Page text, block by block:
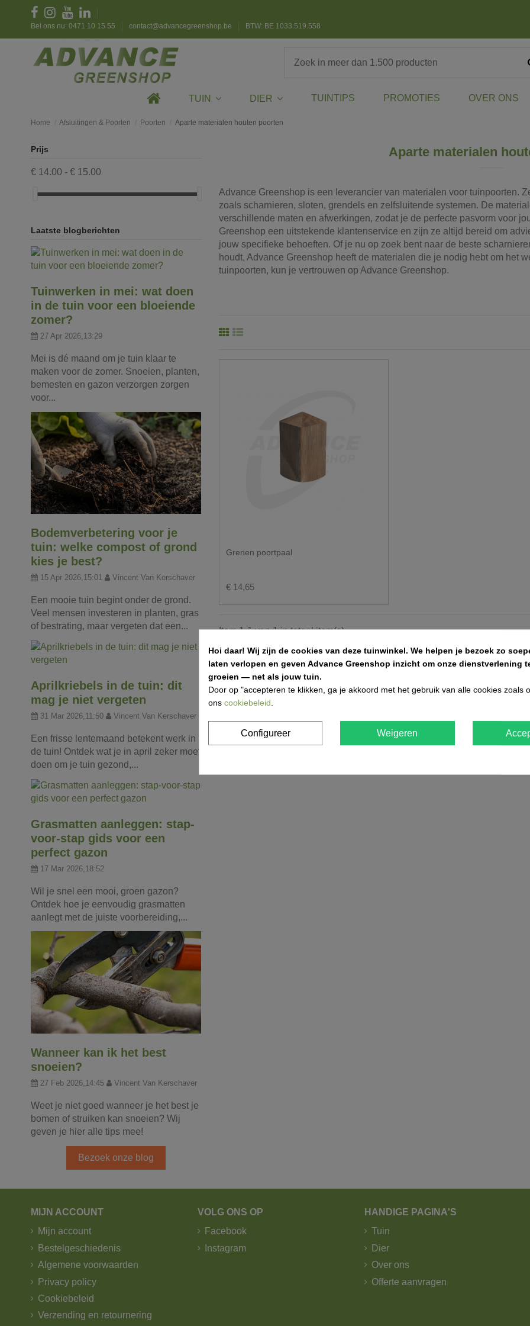
Bel ons nu: 0471 10 15 55 contact@advancegreenshop.be BTW: BE 1033.519.558
TUIN DIER TUINTIPS PROMOTIES OVER ONS
Home Afsluitingen & Poorten Poorten Aparte materialen houten poorten
Aparte materialen
Advance Greenshop is een leverancier van materialen voor tuinpoorten.
zoals scharnieren, sloten, grendels en zelfsluitende systemen. De
verschillende maten en afwerkingen, zodat je de perfecte pasvorm voor
Greenshop een uitstekende klantenservice en zijn ze altijd bereid om
jouw specifieke behoeften. Of je nu op zoek bent naar de beste
houdt, Advance Greenshop heeft de materialen die je nodig hebt om het
tuinpoorten, kun je vertrouwen op Advance Greenshop.
Grenen poortpaal
€ 14,65
Item 1-1 van 1 in totaal item(s)
Prijs
€ 14.00 - € 15.00
Laatste blogberichten
Tuinwerken in mei: wat doen
in de tuin voor een bloeiende
zomer?
27 Apr 2026,13:29
Mei is dé maand om je tuin klaar te
maken voor de zomer. Snoeien, planten,
bemesten en gazon verzorgen zorgen
voor...
Bodemverbetering voor je
tuin: welke compost of grond
kies je best?
15 Apr 2026,15:01 Vincent Van Kerschaver
Een mooie tuin begint onder de grond.
Veel mensen investeren in planten, gras
of bestrating, maar vergeten dat een...
Aprilkriebels in de tuin: dit
mag je niet vergeten
31 Mar 2026,11:50 Vincent Van Kerschaver
Een frisse lentemaand betekent werk in
de tuin! Ontdek wat je in april zeker moet
doen om je tuin gezond,...
Grasmatten aanleggen: stap-
voor-stap gids voor een
perfect gazon
17 Mar 2026,18:52
Wil je snel een mooi, groen gazon?
Ontdek hoe je eenvoudig grasmatten
aanlegt met de juiste voorbereiding,...
Wanneer kan ik het best
snoeien?
27 Feb 2026,14:45 Vincent Van Kerschaver
Weet je niet goed wanneer je het best je
bomen of struiken kan snoeien? Wij
geven je hier alle tips mee!
Bezoek onze blog
MIJN ACCOUNT
Mijn account
Bestelgeschiedenis
Algemene voorwaarden
Privacy policy
Cookiebeleid
Verzending en retournering
VOLG ONS OP
Facebook
Instagram
HANDIGE PAGINA'S
Tuin
Dier
Over ons
Offerte aanvragen
Hoi daar! Wij zijn de cookies van deze tuinwinkel. We helpen je bezoek zo
laten verlopen en geven Advance Greenshop inzicht om onze dienstverlening
groeien — net als jouw tuin.
Door op "accepteren te klikken, ga je akkoord met het gebruik van alle cookies zoals
ons cookiebeleid
Configureer Weigeren